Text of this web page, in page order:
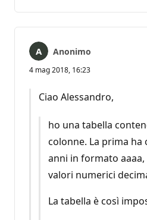
Anonimo
4 mag 2018, 16:23
Ciao Alessandro,
ho una tabella
colonne. La prima ha
anni in formato
valori numerici
La tabella è così